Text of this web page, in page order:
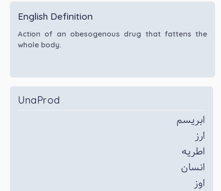
English Definition
Action of an obesogenous drug that fattens the
whole body.
UnaProd
ابریسم
ارز
اطریه
انسان
اوز